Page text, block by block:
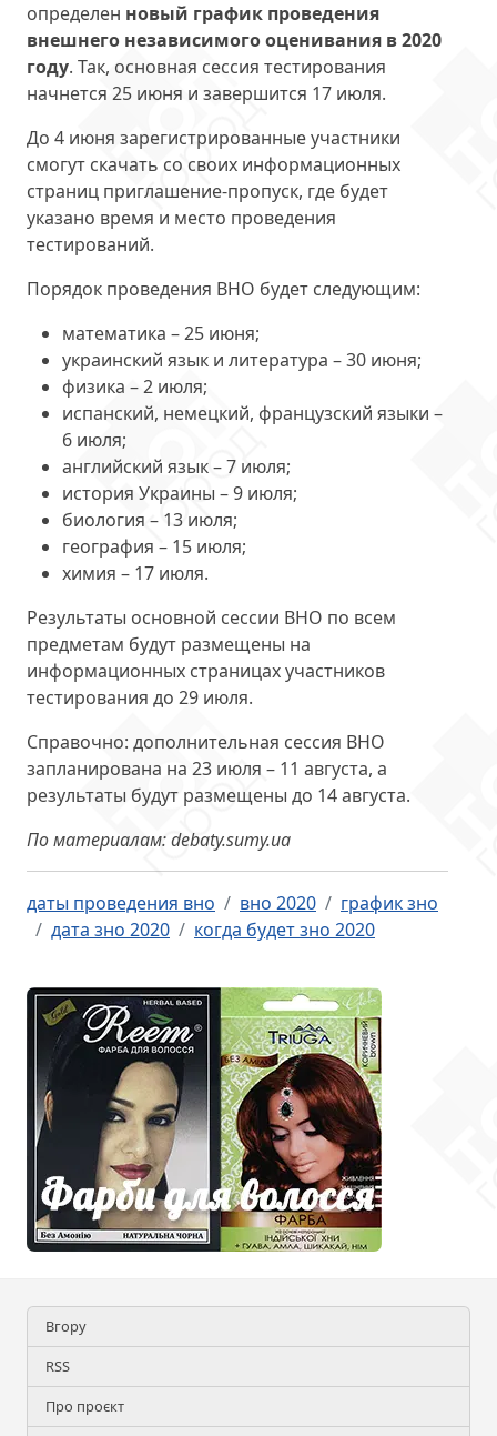
определен новый график проведения
внешнего независимого оценивания в 2020
году. Так, основная сессия тестирования
начнется 25 июня и завершится 17 июля.
До 4 июня зарегистрированные участники
смогут скачать со своих информационных
страниц приглашение-пропуск, где будет
указано время и место проведения
тестирований.
Порядок проведения ВНО будет следующим:
математика – 25 июня;
украинский язык и литература – 30 июня;
физика – 2 июля;
испанский, немецкий, французский языки –
6 июля;
английский язык – 7 июля;
история Украины – 9 июля;
биология – 13 июля;
география – 15 июля;
химия – 17 июля.
Результаты основной сессии ВНО по всем
предметам будут размещены на
информационных страницах участников
тестирования до 29 июля.
Справочно: дополнительная сессия ВНО
запланирована на 23 июля – 11 августа, а
результаты будут размещены до 14 августа.
По материалам: debaty.sumy.ua
даты проведения вно вно 2020
график зно
дата зно 2020
когда будет зно 2020
Вгору
RSS
Про проєкт